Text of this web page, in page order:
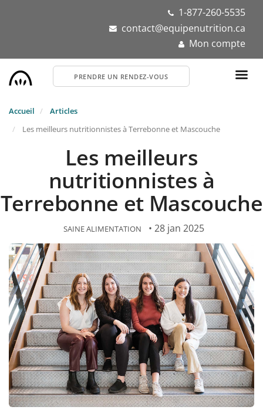
1-877-260-5535
contact@equipenutrition.ca
Mon compte
PRENDRE UN RENDEZ-VOUS
Accueil
Articles
Les meilleurs nutritionnistes à Terrebonne et Mascouche
Les meilleurs
nutritionnistes à
Terrebonne et Mascouche
SAINE ALIMENTATION • 28 jan 2025